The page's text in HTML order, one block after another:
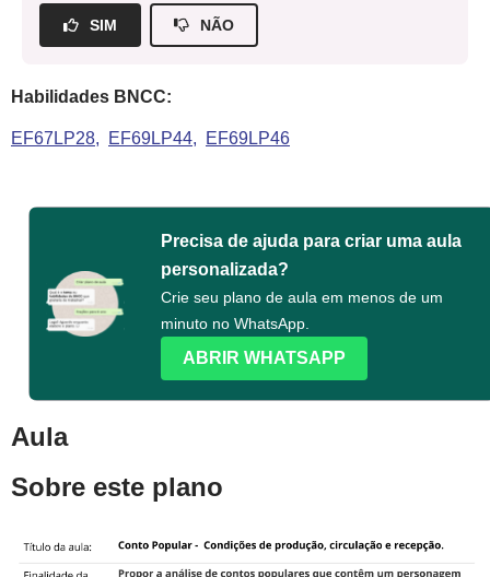
SIM NÃO
Habilidades BNCC:
EF67LP28 EF69LP44 EF69LP46
Precisa de ajuda para criar uma aula
personalizada?
Crie seu plano de aula em menos de um
minuto no WhatsApp.
ABRIR WHATSAPP
Aula
Sobre este plano